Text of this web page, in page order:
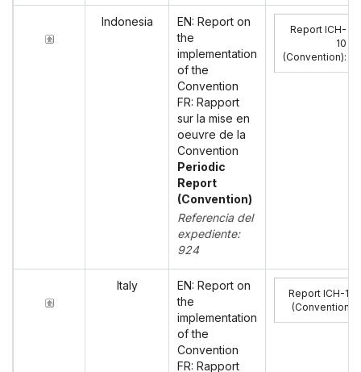
Indonesia
EN: Report on
the
implementation
of the
Convention
FR: Rapport
sur la mise en
oeuvre de la
Convention
Periodic
Report
(Convention)
Referencia del
expediente:
924
Report ICH-
10
(Convention):
Italy
EN: Report on
the
implementation
of the
Convention
FR: Rapport
Report ICH-10
(Convention)